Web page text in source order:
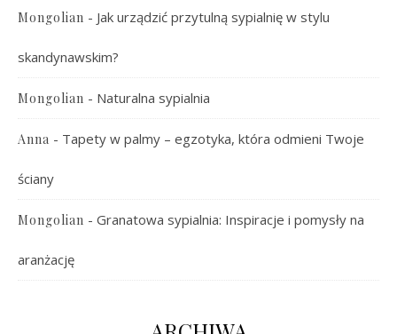
Mongolian - Jak urządzić przytulną sypialnię w stylu
skandynawskim?
Mongolian - Naturalna sypialnia
Anna - Tapety w palmy – egzotyka, która odmieni Twoje
ściany
Mongolian - Granatowa sypialnia: Inspiracje i pomysły na
aranżację